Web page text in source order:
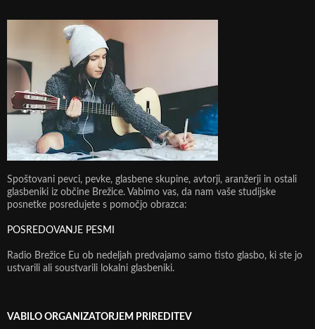
Spoštovani pevci, pevke, glasbene skupine, avtorji, aranžerji in ostali
glasbeniki iz občine Brežice. Vabimo vas, da nam vaše studijske
posnetke posredujete s pomočjo obrazca:
POSREDOVANJE PESMI
Radio Brežice Eu ob nedeljah predvajamo samo tisto glasbo, ki ste jo
ustvarili ali soustvarili lokalni glasbeniki.
VABILO ORGANIZATORJEM PRIREDITEV